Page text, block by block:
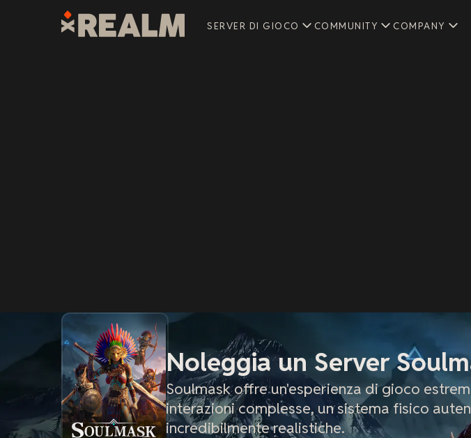
SERVER DI GIOCO COMMUNITY COMPANY
Noleggia un Server
Soulmask offre un'esperienza di gioco
interazioni complesse, un sistema fisico
incredibilmente realistiche.